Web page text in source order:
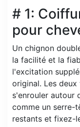
# 1:
pour
Un chignon
la facilité et la
l'excitation
original. Les
s'enrouler autour
comme un serre-
restants et fixez-